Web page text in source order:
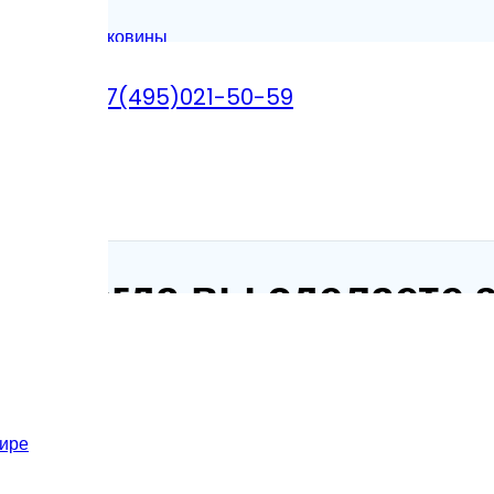
+7(495)021-50-59
Установка раковины
когда вы сделаете
все за один раз